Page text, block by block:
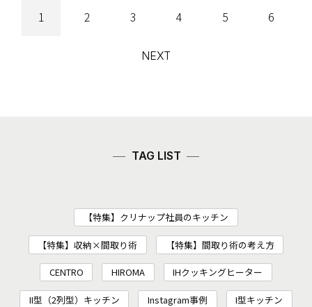
1 2 3 4 5 6
NEXT
TAG LIST
【特集】クリナップ社員のキッチン
【特集】収納×間取り術 【特集】間取り術の考え方
CENTRO HIROMA IHクッキングヒーター
II型（2列型）キッチン Instagram事例 I型キッチン